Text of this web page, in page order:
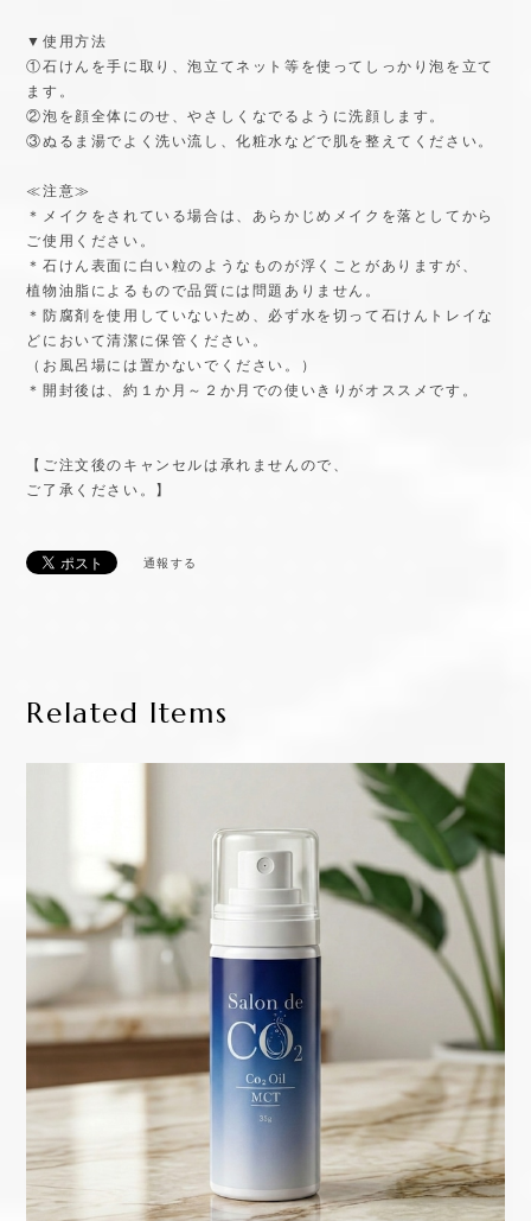
▼使用方法
①石けんを手に取り、泡立てネット等を使ってしっかり泡を立て
ます。
②泡を顔全体にのせ、やさしくなでるように洗顔します。
③ぬるま湯でよく洗い流し、化粧水などで肌を整えてください。
≪注意≫
＊メイクをされている場合は、あらかじめメイクを落としてから
ご使用ください。
＊石けん表面に白い粒のようなものが浮くことがありますが、
植物油脂によるもので品質には問題ありません。
＊防腐剤を使用していないため、必ず水を切って石けんトレイな
どにおいて清潔に保管ください。
（お風呂場には置かないでください。）
＊開封後は、約１か月～２か月での使いきりがオススメです。
【ご注文後のキャンセルは承れませんので、
ご了承ください。】
通報する
Related Items